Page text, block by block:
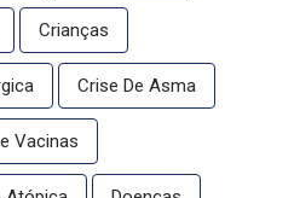
Crianças
Crise De Asma
Vacinas